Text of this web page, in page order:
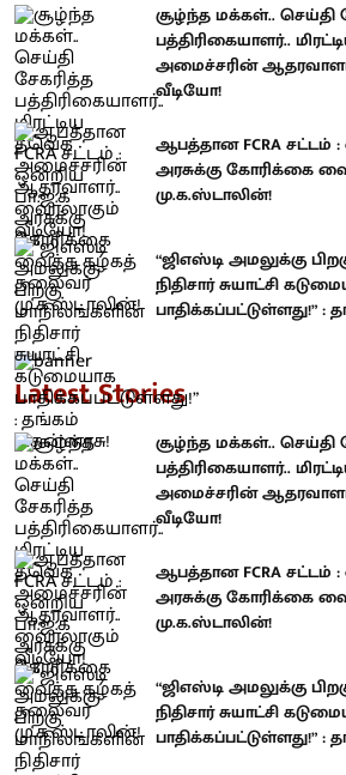
சூழ்ந்த மக்கள்.. செய்தி
பத்திரிகையாளர்..
அமைச்சரின்
வீடியோ!
ஆபத்தான FCRA சட்டம்
அரசுக்கு கோரிக்கை
மு.க.ஸ்டாலின்!
“ஜிஎஸ்டி அமலுக்கு
நிதிசார் சுயாட்சி
பாதிக்கப்பட்டுள்ளது!”
Latest Stories
சூழ்ந்த மக்கள்.. செய்தி
பத்திரிகையாளர்..
அமைச்சரின்
வீடியோ!
ஆபத்தான FCRA சட்டம்
அரசுக்கு கோரிக்கை
மு.க.ஸ்டாலின்!
“ஜிஎஸ்டி அமலுக்கு
நிதிசார் சுயாட்சி
பாதிக்கப்பட்டுள்ளது!”